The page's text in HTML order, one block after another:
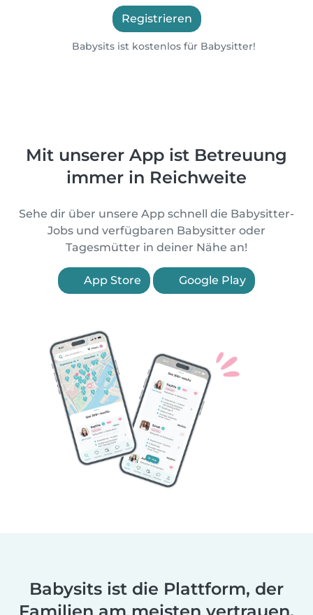
Registrieren
Babysits ist kostenlos für Babysitter!
Mit unserer App ist Betreuung
immer in Reichweite
Sehe dir über unsere App schnell die Babysitter-
Jobs und verfügbaren Babysitter oder
Tagesmütter in deiner Nähe an!
App Store Google Play
Babysits ist die Plattform, der